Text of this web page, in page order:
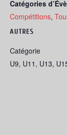
Catégories
Compétitions,
AUTRES
Catégorie
U9, U11, U13,